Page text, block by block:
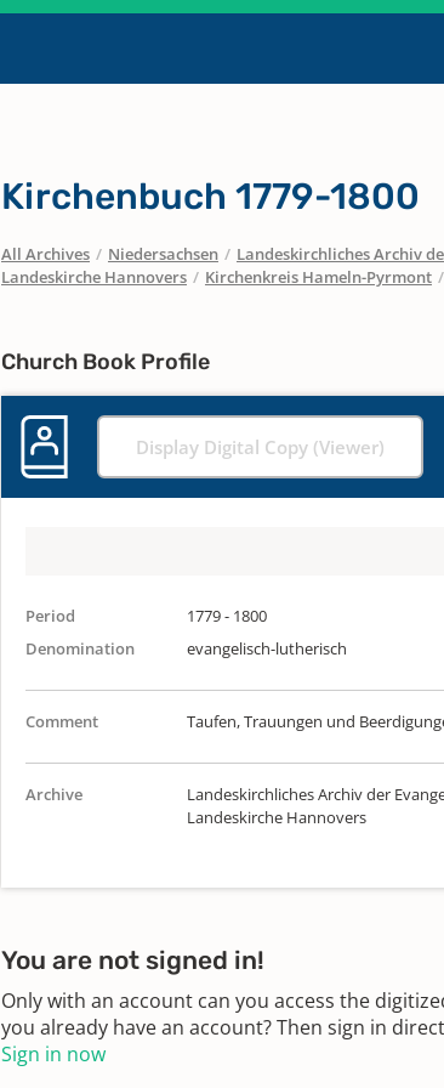
Kirchenbuch 1779-1800
All Archives / Niedersachsen / Landeskirchliches Archiv
Landeskirche Hannovers / Kirchenkreis Hameln-Pyrmont /
Church Book Profile
Display Digital Copy (Viewer)
Period
1779 - 1800
Denomination
evangelisch-lutherisch
Comment Taufen, Trauungen und
Archive
Landeskirchliches Archiv der
Landeskirche Hannovers
You are not signed in!
Only with an account can you access the
you already have an account? Then sign in
Sign in now